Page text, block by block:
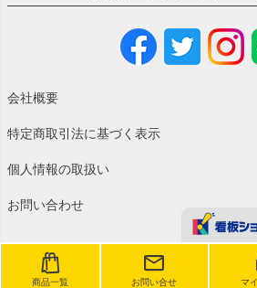
商品一覧 お問い合せ マ
会社概要
特定商取引法に基づく表示
個人情報の取扱い
お問い合わせ